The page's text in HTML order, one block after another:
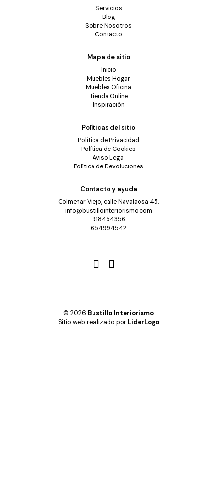
Servicios
Blog
Sobre Nosotros
Contacto
Mapa de sitio
Inicio
Muebles Hogar
Muebles Oficina
Tienda Online
Inspiración
Políticas del sitio
Política de Privacidad
Política de Cookies
Aviso Legal
Política de Devoluciones
Contacto y ayuda
Colmenar Viejo, calle Navalaosa 45.
info@bustillointeriorismo.com
918454356
654994542
© 2026 Bustillo Interiorismo
Sitio web realizado por LiderLogo